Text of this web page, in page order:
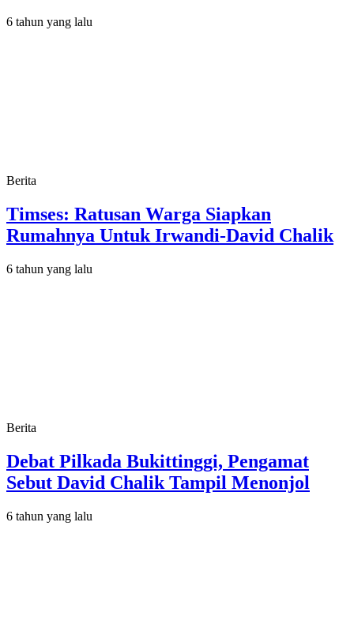
6 tahun yang lalu
Berita
Timses: Ratusan Warga Siapkan
Rumahnya Untuk Irwandi-David Chalik
6 tahun yang lalu
Berita
Debat Pilkada Bukittinggi, Pengamat
Sebut David Chalik Tampil Menonjol
6 tahun yang lalu